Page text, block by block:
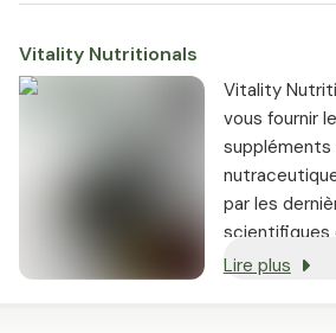
Vitality Nutritionals
Vitality
vous fournir
par les
scientifiques
preuves.
Lire plus